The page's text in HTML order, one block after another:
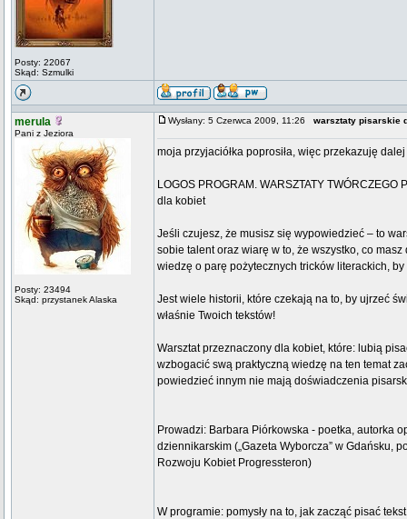
Posty: 22067
Skąd: Szmulki
merula
Pani z Jeziora
Posty: 23494
Skąd: przystanek Alaska
Wysłany: 5 Czerwca 2009, 11:26 warsztaty pisarskie
moja przyjaciółka poprosiła, więc przekazuję
LOGOS PROGRAM. WARSZTATY TWÓRCZEGO
dla kobiet
Jeśli czujesz, że musisz się wypowiedzieć – to
sobie talent oraz wiarę w to, że wszystko, co
wiedzę o parę pożytecznych tricków literackich,
Jest wiele historii, które czekają na to, by ujrzeć
właśnie Twoich tekstów!
Warsztat przeznaczony dla kobiet, które: lubią
wzbogacić swą praktyczną wiedzę na ten temat
powiedzieć innym nie mają doświadczenia
Prowadzi: Barbara Piórkowska - poetka, autorka
dziennikarskim („Gazeta Wyborcza” w Gdańsku,
Rozwoju Kobiet Progressteron)
W programie: pomysły na to, jak zacząć pisać